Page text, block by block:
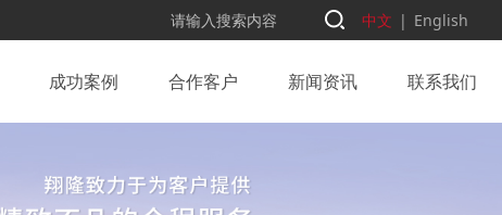
中文 | English
成功案例 合作客户 新闻资讯 联系我们